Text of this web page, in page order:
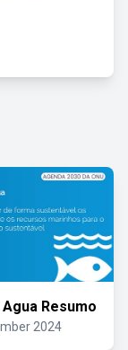
Agua Resumo
2024